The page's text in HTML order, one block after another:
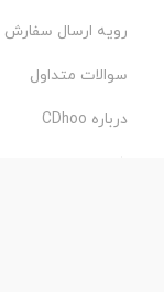
رویه ارسال سفارش
سوالات متداول
درباره CDhoo